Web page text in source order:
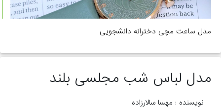
مدل ساعت مچی دخترانه دانشجویی
مدل لباس شب مجلسی بلند
نویسنده : مهسا سالارزاده